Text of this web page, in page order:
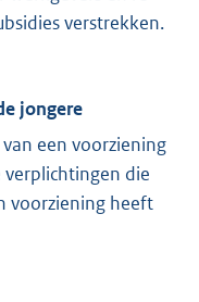
verstrekken.
jongere
een voorziening
die
voorziening heeft